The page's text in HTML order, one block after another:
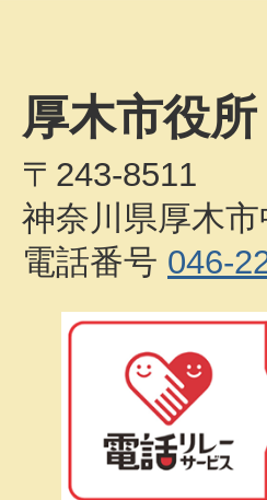
厚木市役所
〒243-8511
神奈川県厚木
電話番号 046-